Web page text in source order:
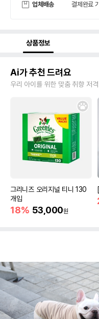
업체배송 결제완료
상품정보
Ai가 추천 드려요
우리 아이를 위한 맞춤 취향 저
그리니즈 오리지널 티니 130
개입
18% 53,000원